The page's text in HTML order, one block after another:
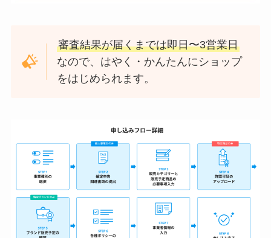
審査結果が届くまでは即日〜3営業日
なので、はやく・かんたんにショップ
をはじめられます。